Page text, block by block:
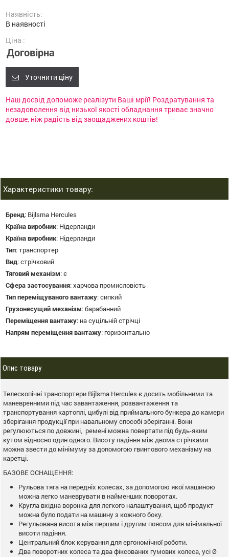
Наявність:
В наявності
Ціна :
Договірна
Уточнити ціну
Наш досвід допоможе реалізути Ваші мрії! Роздратування та
незадоволення від низької якості обладнання триває значно
довше, ніж радість від заощаджених коштів!
Характеристики товару:
Бренд: Bijlsma Hercules
Країна виробник: Нідерланди
Країна виробник: Нідерланди
Тип:транспортер
Вид:стрічковий
Тяговий механізм:є
Сфера застосування:харчова промисловість
Тип переміщуваного вантажу:сипкий
Грузонесущий механізм:барабанний
Переміщення вантажу: на суцільній стрічці
Напрям переміщення вантажу: горизонтально
Опис товару
Телескопічні транспортери Bijlsma Hercules є досить мобільними та
маневренними під час завантаження, розвантаження та
транспортування картоплі, цибулі від приймального бункера до камери
зберігання продукції при навальному способі зберіганні. Вони
регулюються по довжині, ремені можна повертати під будь-яким
кутом відносно один одного. Висоту падіння між двома стрічками
можна звести до мінімуму за допомогою гвинтового механізму на
каретці.
БАЗОВЕ ОСНАЩЕННЯ:
Рульова тяга на передніх колесах, за допомогою якої машиною
можна легко маневрувати в найменших поворотах.
Кругла вхідна воронка для легкого налаштування, щоб продукт
можна було подати на машину з кожного боку.
Регульована висота між першим і другим поясом для мінімальної
висоти падіння.
Центральний блок керування для ергономічної роботи.
Два поворотних колеса та два фіксованих гумових колеса, усі Ø